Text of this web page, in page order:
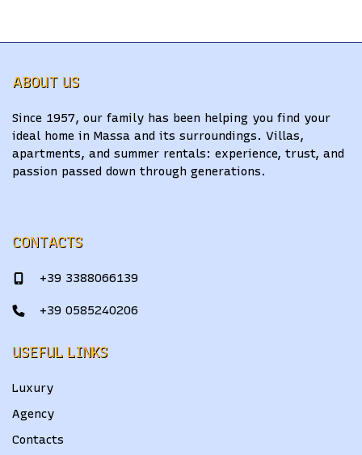
ABOUT US
Since 1957, our family has been helping you find your
ideal home in Massa and its surroundings. Villas,
apartments, and summer rentals: experience, trust, and
passion passed down through generations.
CONTACTS
+39 3388066139
+39 0585240206
USEFUL LINKS
Luxury
Agency
Contacts